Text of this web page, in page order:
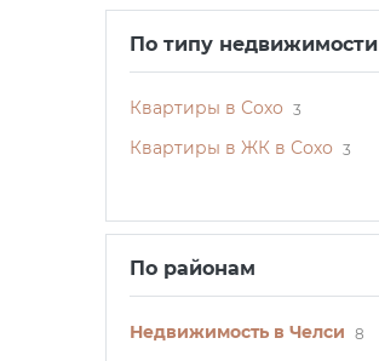
По типу недвижимости
Квартиры в Сохо 3
Квартиры в ЖК в Сохо 3
По районам
Недвижимость в Челси 8